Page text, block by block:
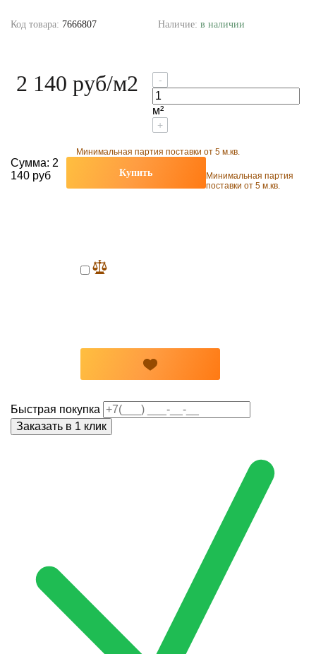
Код товара: 7666807 Наличие: в наличии
2 140 руб/м2 -
м²
+
Минимальная партия поставки от 5 м.кв.
Сумма: 2
140 руб
Купить
Минимальная партия
поставки от 5 м.кв.
Быстрая покупка